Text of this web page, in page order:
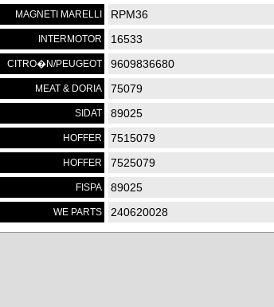
MAGNETI MARELLI RPM36
INTERMOTOR 16533
CITRO�N/PEUGEOT 9609836680
MEAT & DORIA 75079
SIDAT 89025
HOFFER 7515079
HOFFER 7525079
FISPA 89025
WE PARTS 240620028